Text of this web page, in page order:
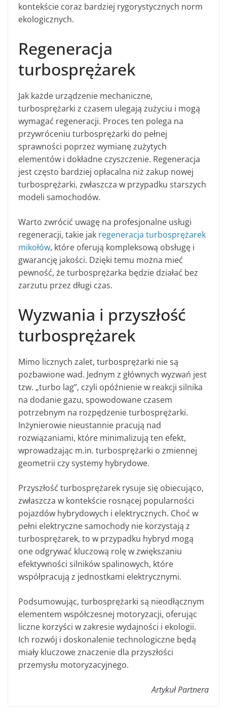
kontekście coraz bardziej rygorystycznych norm
ekologicznych.
Regeneracja
turbosprężarek
Jak każde urządzenie mechaniczne,
turbosprężarki z czasem ulegają zużyciu i mogą
wymagać regeneracji. Proces ten polega na
przywróceniu turbosprężarki do pełnej
sprawności poprzez wymianę zużytych
elementów i dokładne czyszczenie. Regeneracja
jest często bardziej opłacalna niż zakup nowej
turbosprężarki, zwłaszcza w przypadku starszych
modeli samochodów.
Warto zwrócić uwagę na profesjonalne usługi
regeneracji, takie jak regeneracja turbosprężarek
mikołów, które oferują kompleksową obsługę i
gwarancję jakości. Dzięki temu można mieć
pewność, że turbosprężarka będzie działać bez
zarzutu przez długi czas.
Wyzwania i przyszłość
turbosprężarek
Mimo licznych zalet, turbosprężarki nie są
pozbawione wad. Jednym z głównych wyzwań jest
tzw. „turbo lag”, czyli opóźnienie w reakcji silnika
na dodanie gazu, spowodowane czasem
potrzebnym na rozpędzenie turbosprężarki.
Inżynierowie nieustannie pracują nad
rozwiązaniami, które minimalizują ten efekt,
wprowadzając m.in. turbosprężarki o zmiennej
geometrii czy systemy hybrydowe.
Przyszłość turbosprężarek rysuje się obiecująco,
zwłaszcza w kontekście rosnącej popularności
pojazdów hybrydowych i elektrycznych. Choć w
pełni elektryczne samochody nie korzystają z
turbosprężarek, to w przypadku hybryd mogą
one odgrywać kluczową rolę w zwiększaniu
efektywności silników spalinowych, które
współpracują z jednostkami elektrycznymi.
Podsumowując, turbosprężarki są nieodłącznym
elementem współczesnej motoryzacji, oferując
liczne korzyści w zakresie wydajności i ekologii.
Ich rozwój i doskonalenie technologiczne będą
miały kluczowe znaczenie dla przyszłości
przemysłu motoryzacyjnego.
Artykuł Partnera